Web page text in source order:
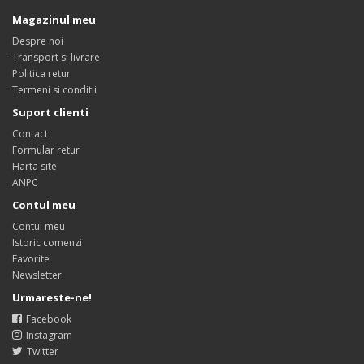
Magazinul meu
Despre noi
Transport si livrare
Politica retur
Termeni si conditii
Suport clienti
Contact
Formular retur
Harta site
ANPC
Contul meu
Contul meu
Istoric comenzi
Favorite
Newsletter
Urmareste-ne!
Facebook
Instagram
Twitter